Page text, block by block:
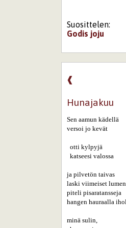
Suosittelen:
Godis joju
❰
Hunajakuu
Sen aamun kädellä
versoi jo kevät
  otti kylpyjä
  katseesi valossa
ja pilvetön taivas
laski viimeiset
piteli pisaratansseja
hangen hauraalla
minä sulin,